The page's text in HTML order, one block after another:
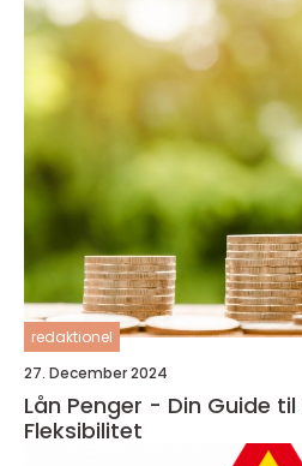
redaktionel
27. December 2024
Lån Penger - Din Guide
Fleksibilitet